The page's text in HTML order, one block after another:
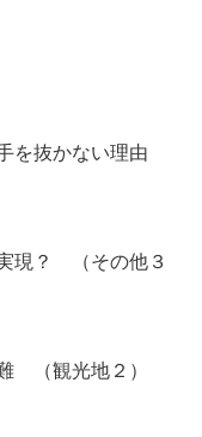
を抜かない理由
現？ （その他３
（観光地２）